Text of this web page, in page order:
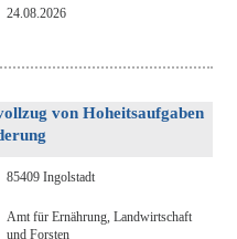
24.08.2026
von Hoheitsaufgaben
85409 Ingolstadt
Amt für Ernährung, Landwirtschaft
und Forsten